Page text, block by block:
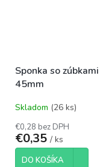
Sponka so zúbkami
45mm
Skladom (26 ks)
€0,28 bez DPH
€0,35 / ks
DO KOŠÍKA